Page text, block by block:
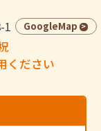
1
GoogleMap
ください